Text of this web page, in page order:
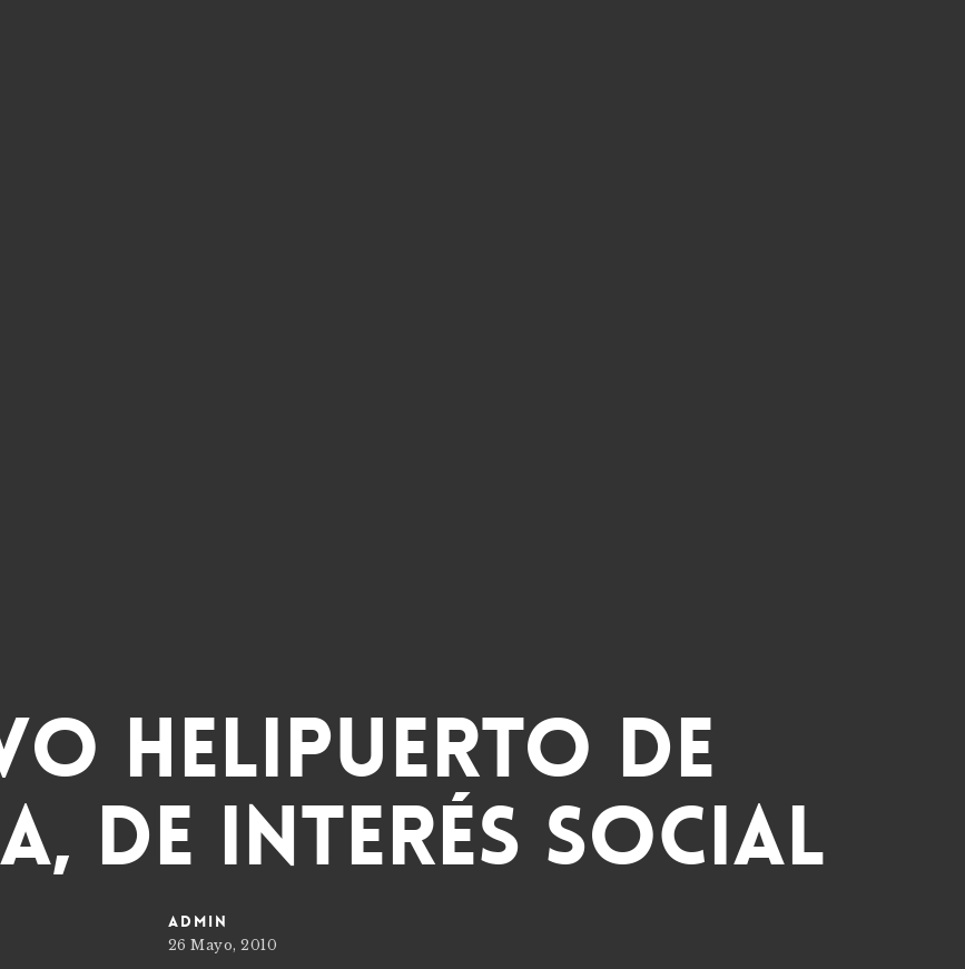
helipuerto de
de interés social
admin
26 Mayo, 2010